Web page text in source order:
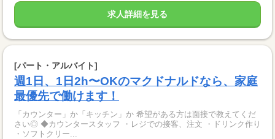
求人詳細を見る
[パート・アルバイト]
週1日、1日2h〜OKのマクドナルドなら、家庭
最優先で働けます！
「カウンター」か「キッチン」か 希望がある方は面接で教えてくだ
さい◎ ◆カウンタースタッフ ・レジでの接客、注文 ・ドリンク作り
・ソフトクリー...